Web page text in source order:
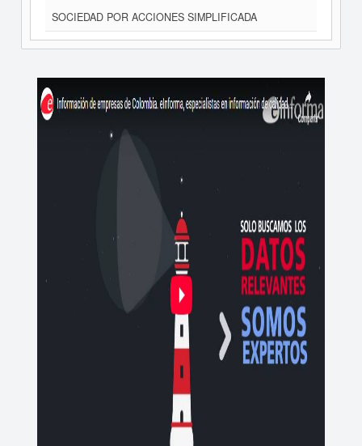
SOCIEDAD POR ACCIONES SIMPLIFICADA